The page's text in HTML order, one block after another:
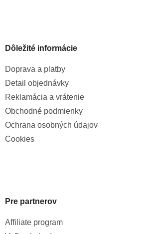
Dôležité informácie
Doprava a platby
Detail objednávky
Reklamácia a vrátenie
Obchodné podmienky
Ochrana osobných údajov
Cookies
Pre partnerov
Affiliate program